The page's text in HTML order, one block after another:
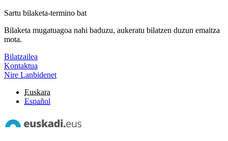
Sartu bilaketa-termino bat
Bilaketa mugatuagoa nahi baduzu, aukeratu bilatzen duzun emaitza
mota.
Bilatzailea
Kontaktua
Nire Lanbidenet
Euskara
Español